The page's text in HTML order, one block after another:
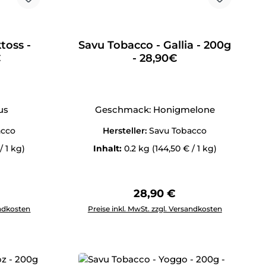
um die Anzahl zu erhöhen oder zu reduzieren.
-
1 kg)
Wert ein oder benutze die Schaltflächen um
Savu Tobacco - Gallia - 200g
- 28,90€
Geschmack: Honigmelone
Hersteller:Savu Tobacco
Inhalt: 0.2 kg (144,50 € / 1 kg)
Regulärer Preis:
28,90 €
Preise inkl. MwSt. zzgl. Versandkosten
Produkt Anzahl: Gib den gewünschten